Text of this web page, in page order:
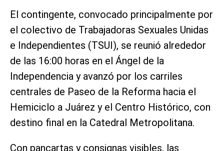
El contingente, convocado principalmente por
el colectivo de Trabajadoras Sexuales Unidas
e Independientes (TSUI), se reunió alrededor
de las 16:00 horas en el Ángel de la
Independencia y avanzó por los carriles
centrales de Paseo de la Reforma hacia el
Hemiciclo a Juárez y el Centro Histórico, con
destino final en la Catedral Metropolitana.
Con pancartas y consignas visibles, las